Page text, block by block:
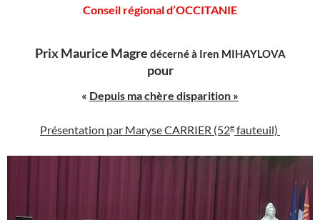
Conseil régional d’OCCITANIE
Prix Maurice Magre décerné à Iren MIHAYLOVA
pour
« Depuis ma chère disparition »
Présentation par Maryse CARRIER (52e fauteuil)